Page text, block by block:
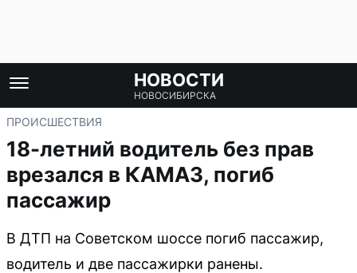
НОВОСТИ
НОВОСИБИРСКА
ПРОИСШЕСТВИЯ
18-летний водитель без прав
врезался в КАМАЗ, погиб
пассажир
В ДТП на Советском шоссе погиб пассажир,
водитель и две пассажирки ранены.